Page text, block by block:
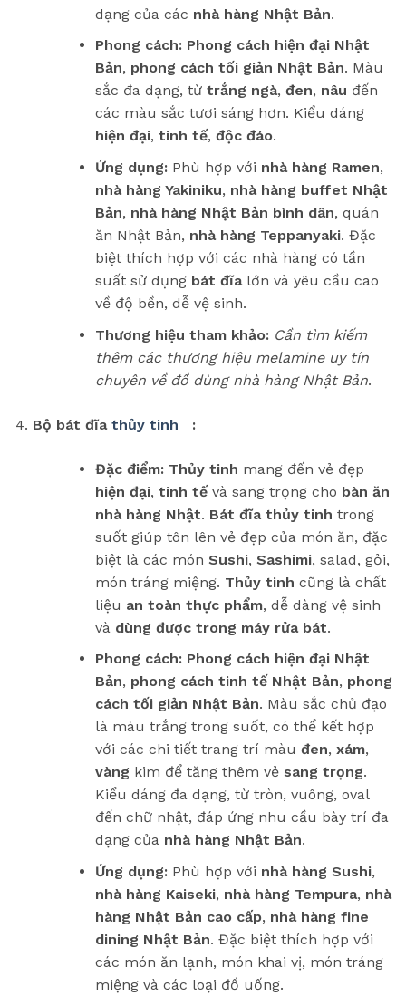
dạng của các nhà hàng Nhật Bản.
Phong cách: Phong cách hiện đại Nhật
Bản, phong cách tối giản Nhật Bản. Màu
sắc đa dạng, từ trắng ngà, đen, nâu đến
các màu sắc tươi sáng hơn. Kiểu dáng
hiện đại, tinh tế, độc đáo.
Ứng dụng:Phù hợp với nhà hàng Ramen,
nhà hàng Yakiniku, nhà hàng buffet Nhật
Bản, nhà hàng Nhật Bản bình dân, quán
ăn Nhật Bản, nhà hàng Teppanyaki. Đặc
biệt thích hợp với các nhà hàng có tần
suất sử dụng bát đĩalớn và yêu cầu cao
về độ bền, dễ vệ sinh.
Thương hiệu tham khảo: Cần tìm kiếm
thêm các thương hiệu melamine uy tín
chuyên về đồ dùng nhà hàng Nhật Bản.
Bộ bát đĩa thủy tinh :
Đặc điểm: Thủy tinh mang đến vẻ đẹp
hiện đại, tinh tếvà sang trọng cho bàn ăn
nhà hàng Nhật. Bát đĩa thủy tinh trong
suốt giúp tôn lên vẻ đẹp của món ăn, đặc
biệt là các món Sushi, Sashimi, salad, gỏi,
món tráng miệng. Thủy tinh cũng là chất
liệu an toàn thực phẩm, dễ dàng vệ sinh
và dùng được trong máy rửa bát.
Phong cách: Phong cách hiện đại Nhật
Bản, phong cách tinh tế Nhật Bản, phong
cách tối giản Nhật Bản. Màu sắc chủ đạo
là màu trắng trong suốt, có thể kết hợp
với các chi tiết trang trí màu đen, xám,
vàng kim để tăng thêm vẻ sang trọng.
Kiểu dáng đa dạng, từ tròn, vuông, oval
đến chữ nhật, đáp ứng nhu cầu bày trí đa
dạng của nhà hàng Nhật Bản.
Ứng dụng:Phù hợp với nhà hàng Sushi,
nhà hàng Kaiseki, nhà hàng Tempura, nhà
hàng Nhật Bản cao cấp, nhà hàng fine
dining Nhật Bản. Đặc biệt thích hợp với
các món ăn lạnh, món khai vị, món tráng
miệng và các loại đồ uống.